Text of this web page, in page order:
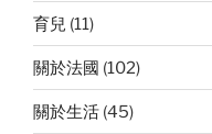
育兒 (11)
關於法國 (102)
關於生活 (45)